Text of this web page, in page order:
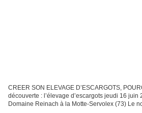
CREER SON ELEVAGE D’ESCARGOTS,
découverte : l’élevage d’escargots jeudi 16 juin
Domaine Reinach à la Motte-Servolex (73) Le